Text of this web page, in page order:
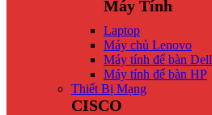
Máy Tính
Laptop
Máy chủ Lenovo
Máy tính để bàn Dell
Máy tính để bàn HP
Thiết Bị Mạng
CISCO